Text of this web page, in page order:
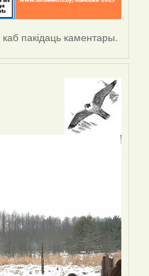
каб пакідаць каментары.